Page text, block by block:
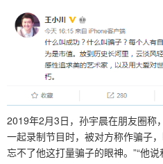
2019年2月3日，孙宇晨在朋友圈称
一起录制节目时，被对方称作骗子
忘不了他这打量骗子的眼神。”“他